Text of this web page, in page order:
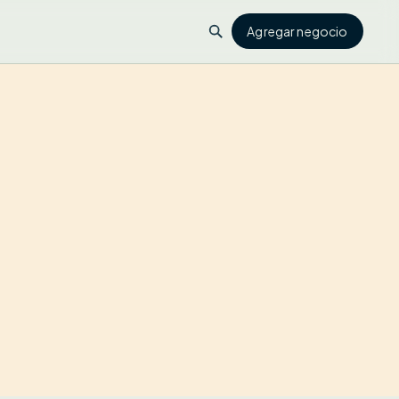
Agregar negocio